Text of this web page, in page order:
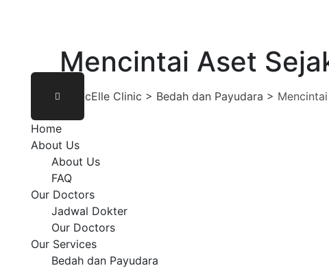
Home
About Us
About Us
FAQ
Our Doctors
Jadwal Dokter
Our Doctors
Our Services
Bedah dan Payudara
Mencintai Aset
MedicElle Clinic > Bedah dan Payudara >